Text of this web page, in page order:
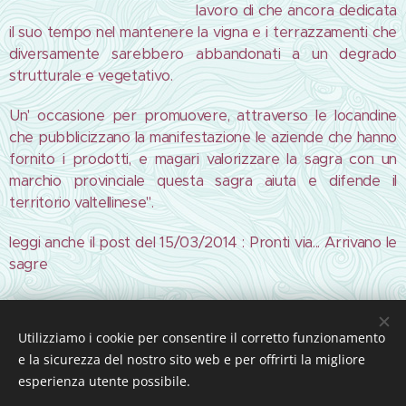
lavoro di che ancora dedicata
il suo tempo nel mantenere la vigna e i terrazzamenti che
diversamente sarebbero abbandonati a un degrado
strutturale e vegetativo.
Un' occasione per promuovere, attraverso le locandine
che pubblicizzano la manifestazione le aziende che hanno
fornito i prodotti, e magari valorizzare la sagra con un
marchio provinciale questa sagra aiuta e difende il
territorio valtellinese".
leggi anche il post del 15/03/2014 : Pronti via... Arrivano le
sagre
Share
Utilizziamo i cookie per consentire il corretto funzionamento
e la sicurezza del nostro sito web e per offrirti la migliore
esperienza utente possibile.